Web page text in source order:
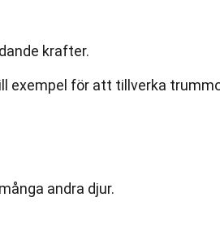
krafter.
exempel för att tillverka
andra djur.